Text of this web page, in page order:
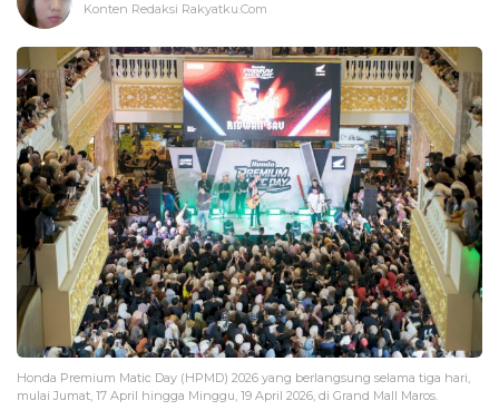
Konten Redaksi Rakyatku.Com
Honda Premium Matic Day (HPMD) 2026 yang berlangsung selama tiga hari,
mulai Jumat, 17 April hingga Minggu, 19 April 2026, di Grand Mall Maros.